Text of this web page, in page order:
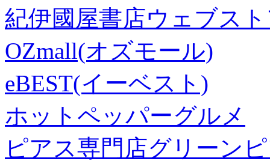
紀伊國屋書店ウェブス
OZmall(オズモール)
eBEST(イーベスト)
ホットペッパーグルメ
ピアス専門店グリーン